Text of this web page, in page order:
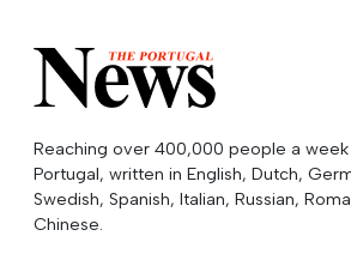
Reaching over 400,000 people a
Portugal, written in English, Dutch,
Swedish, Spanish, Italian, Russian,
Chinese.